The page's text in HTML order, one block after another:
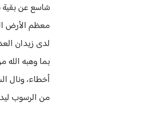
شاسع عن بقية
معظم الأرض
لدى زيدان
بما وهبه الله
أخطاء، ونال
من الرسوب